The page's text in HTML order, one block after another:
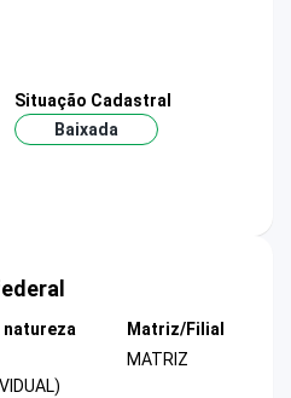
Situação Cadastral
Baixada
Matriz/Filial
MATRIZ